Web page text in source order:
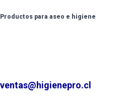
Productos para aseo e higiene
ventas@higienepro.cl